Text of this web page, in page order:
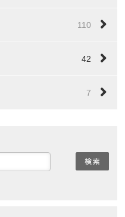
110
42
7